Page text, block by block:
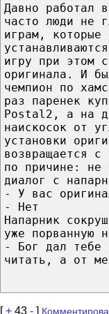
Давно работал
часто люди не
играм, которые
игру при этом
оригинала. И
чемпион по
раз паренек
Postal2, а на
наискосок от
установки
возвращается с
по причине: не
диалог с
- У вас
- Нет
Напарник
уже порванную
- Бог дал тебе
читать, а от
[+ 43 - ]